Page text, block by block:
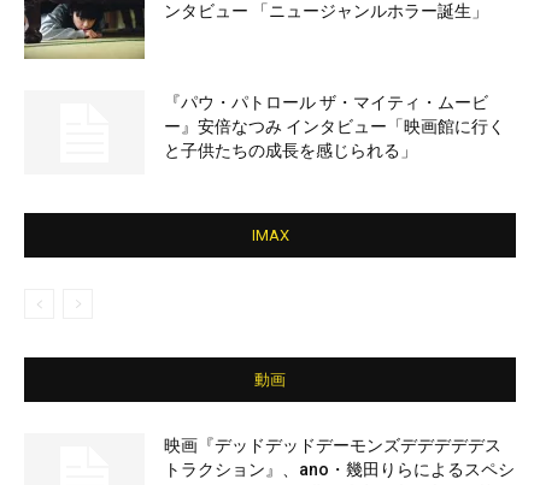
ンタビュー 「ニュージャンルホラー誕生」
『パウ・パトロール ザ・マイティ・ムービ
ー』安倍なつみ インタビュー「映画館に行く
と子供たちの成長を感じられる」
IMAX
動画
映画『デッドデッドデーモンズデデデデデス
トラクション』、ano・幾田りらによるスペシ